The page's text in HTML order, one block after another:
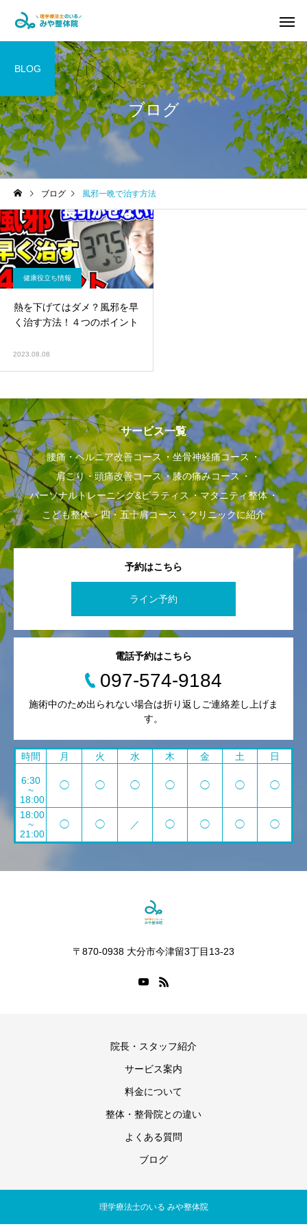
腰痛・ヘルニア改善コ
坐骨神経痛
パーソナルトレーニン
グ&ピラティス
ブログ
BLOG
ブログ 風邪一晩で治す方法
健康役立ち情報
熱を下げてはダメ？風邪を早
く治す方法！４つのポイント
2023.08.08
サービス一覧
腰痛・ヘルニア改善コース
坐骨神経痛コース
肩こり・頭痛改善コース
膝の痛みコース
パーソナルトレーニング&ピラティス
マタニティ整体
こども整体
四・五十肩コース クリニックに紹介
予約はこちら
ライン予約
電話予約はこちら
097-574-9184
施術中のため出られない場合は折り返しご連絡差し上げま
す。
時間 月 火 水 木 金 土 日
6:30
~
18:00
◯ ◯ ◯ ◯ ◯ ◯ ◯
18:00
~
21:00
◯ ◯ ／ ◯ ◯ ◯ ◯
〒870-0938 大分市今津留3丁目13-23
院長・スタッフ紹介
サービス案内
料金について
整体・整骨院との違い
よくある質問
ブログ
理学療法士のいる みや整体院